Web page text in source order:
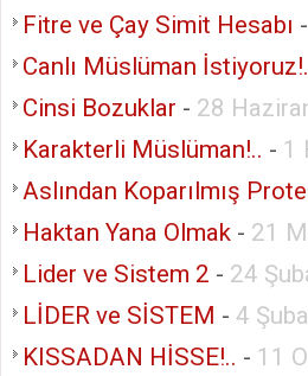
Fitre ve Çay Simit Hesabı -
Canlı Müslüman
Cinsi Bozuklar - 28
Karakterli Müslüman!.. - 1
Aslından Koparılmış
Haktan Yana Olmak - 21
Lider ve Sistem 2 - 24
LİDER ve SİSTEM - 4
KISSADAN HİSSE!.. - 11